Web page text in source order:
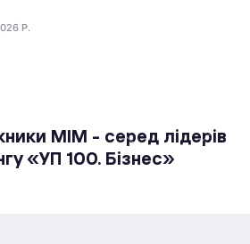
Р.
МІМ - серед лідерів
«УП 100. Бізнес»